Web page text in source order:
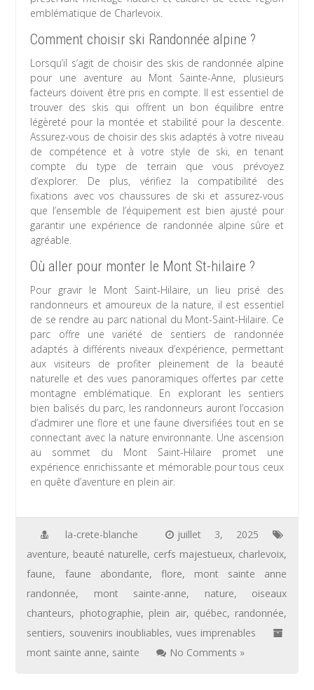
emblématique de Charlevoix.
Comment choisir ski Randonnée alpine ?
Lorsqu’il s’agit de choisir des skis de randonnée alpine
pour une aventure au Mont Sainte-Anne, plusieurs
facteurs doivent être pris en compte. Il est essentiel de
trouver des skis qui offrent un bon équilibre entre
légèreté pour la montée et stabilité pour la descente.
Assurez-vous de choisir des skis adaptés à votre niveau
de compétence et à votre style de ski, en tenant
compte du type de terrain que vous prévoyez
d’explorer. De plus, vérifiez la compatibilité des
fixations avec vos chaussures de ski et assurez-vous
que l’ensemble de l’équipement est bien ajusté pour
garantir une expérience de randonnée alpine sûre et
agréable.
Où aller pour monter le Mont St-hilaire ?
Pour gravir le Mont Saint-Hilaire, un lieu prisé des
randonneurs et amoureux de la nature, il est essentiel
de se rendre au parc national du Mont-Saint-Hilaire. Ce
parc offre une variété de sentiers de randonnée
adaptés à différents niveaux d’expérience, permettant
aux visiteurs de profiter pleinement de la beauté
naturelle et des vues panoramiques offertes par cette
montagne emblématique. En explorant les sentiers
bien balisés du parc, les randonneurs auront l’occasion
d’admirer une flore et une faune diversifiées tout en se
connectant avec la nature environnante. Une ascension
au sommet du Mont Saint-Hilaire promet une
expérience enrichissante et mémorable pour tous ceux
en quête d’aventure en plein air.
la-crete-blanche
juillet 3, 2025
aventure, beauté naturelle, cerfs majestueux, charlevoix,
faune, faune abondante, flore, mont sainte anne
randonnée, mont sainte-anne, nature, oiseaux
chanteurs, photographie, plein air, québec, randonnée,
sentiers, souvenirs inoubliables,vues imprenables
mont sainte anne, sainte No Comments »